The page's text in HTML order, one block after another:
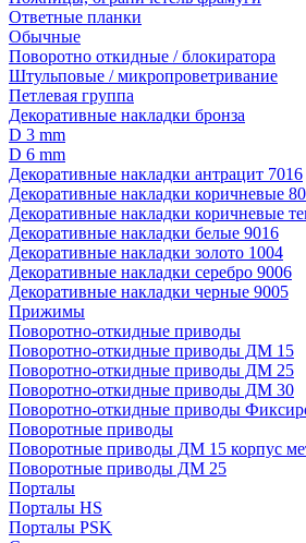
Ответные планки
Обычные
Поворотно откидные / блокиратора
Штульповые / микропроветривание
Петлевая группа
Декоративные накладки бронза
D 3 mm
D 6 mm
Декоративные накладки антрацит 7016
Декоративные накладки коричневые
Декоративные накладки коричневые
Декоративные накладки белые 9016
Декоративные накладки золото 1004
Декоративные накладки серебро 9006
Декоративные накладки черные 9005
Прижимы
Поворотно-откидные приводы
Поворотно-откидные приводы ДМ 15
Поворотно-откидные приводы ДМ 25
Поворотно-откидные приводы ДМ 30
Поворотно-откидные приводы
Поворотные приводы
Поворотные приводы ДМ 15 корпус
Поворотные приводы ДМ 25
Порталы
Порталы HS
Порталы PSK